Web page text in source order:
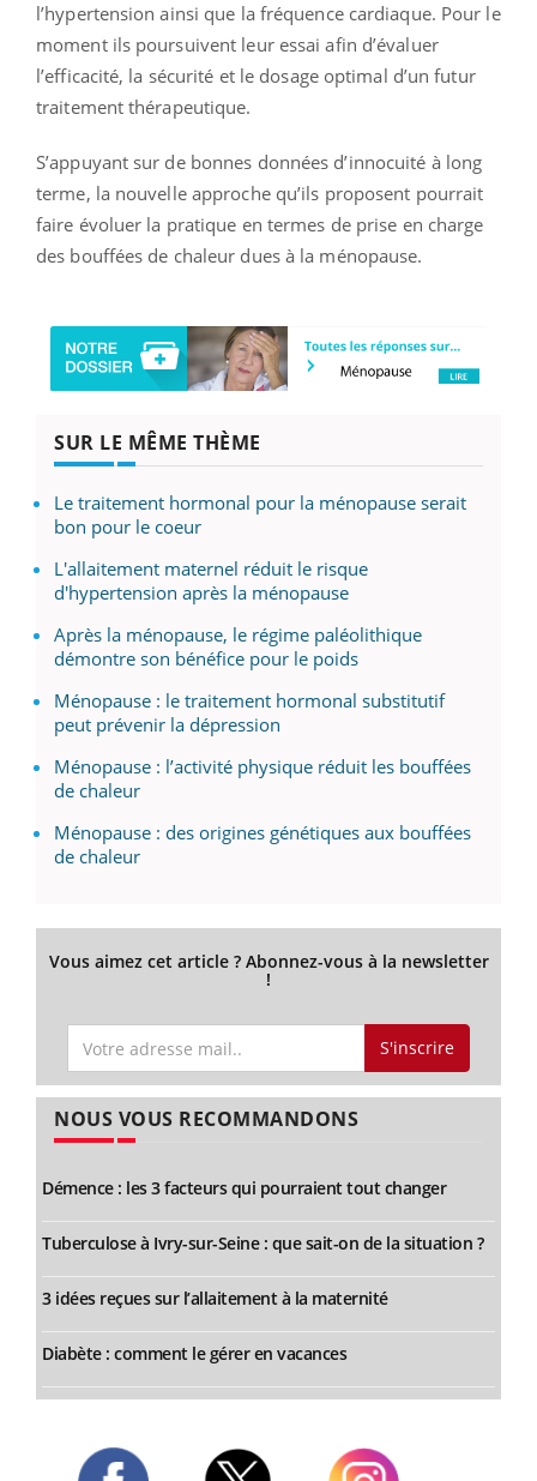
l’hypertension ainsi que la fréquence cardiaque. Pour le
moment ils poursuivent leur essai afin d’évaluer
l’efficacité, la sécurité et le dosage optimal d’un futur
traitement thérapeutique.
S’appuyant sur de bonnes données d’innocuité à long
terme, la nouvelle approche qu’ils proposent pourrait
faire évoluer la pratique en termes de prise en charge
des bouffées de chaleur dues à la ménopause.
SUR LE MÊME THÈME
Le traitement hormonal pour la ménopause serait
bon pour le coeur
L'allaitement maternel réduit le risque
d'hypertension après la ménopause
Après la ménopause, le régime paléolithique
démontre son bénéfice pour le poids
Ménopause : le traitement hormonal substitutif
peut prévenir la dépression
Ménopause : l’activité physique réduit les bouffées
de chaleur
Ménopause : des origines génétiques aux bouffées
de chaleur
Vous aimez cet article ? Abonnez-vous à la newsletter
!
S'inscrire
NOUS VOUS RECOMMANDONS
Démence : les 3 facteurs qui pourraient tout changer
Tuberculose à Ivry-sur-Seine : que sait-on de la situation ?
3 idées reçues sur l’allaitement à la maternité
Diabète : comment le gérer en vacances